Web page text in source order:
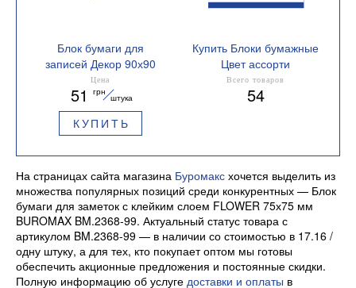
Блок бумаги для
записей Декор 90х90
несклеенный Buromax
BM.2285
Цена
51 грн
штука
КУПИТЬ
Купить Блоки бумажные
Цвет ассорти
Всего товаров
54
На страницах сайта магазина Буромакс хочется выделить из
множества популярных позиций среди конкурентных — Блок
бумаги для заметок с клейким слоем FLOWER 75х75 мм
BUROMAX BM.2368-99. Актуальный статус товара с
артикулом BM.2368-99 — в наличии со стоимостью в 17.16 /
одну штуку, а для тех, кто покупает оптом мы готовы
обеспечить акционные предложения и постоянные скидки.
Полную информацию об услуге доставки и оплаты в